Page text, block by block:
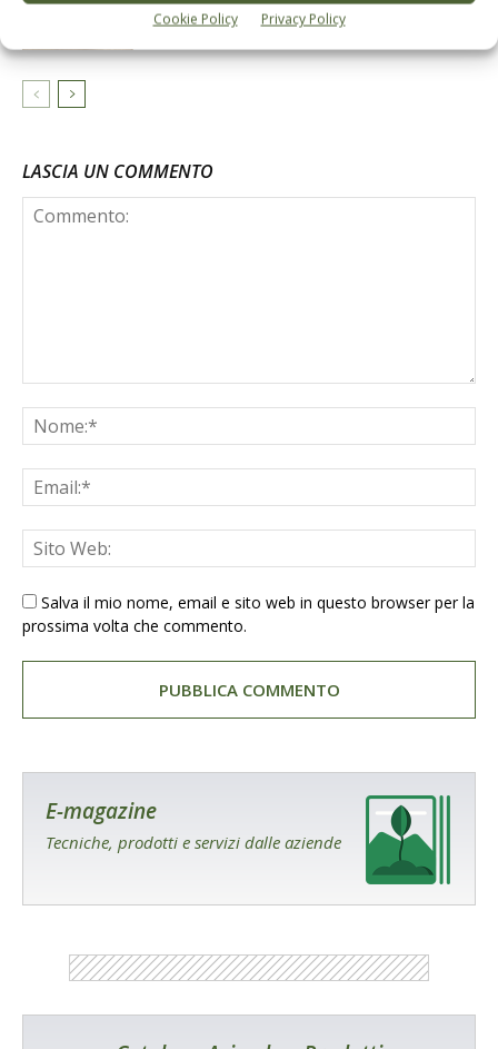
Cookie Policy Privacy Policy
LASCIA UN COMMENTO
Salva il mio nome, email e sito web in questo browser per la
prossima volta che commento.
E-magazine
Tecniche, prodotti e servizi dalle aziende